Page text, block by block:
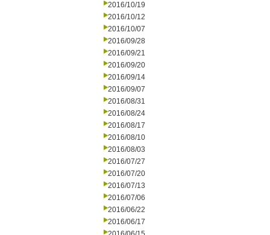
2016/10/19
2016/10/12
2016/10/07
2016/09/28
2016/09/21
2016/09/20
2016/09/14
2016/09/07
2016/08/31
2016/08/24
2016/08/17
2016/08/10
2016/08/03
2016/07/27
2016/07/20
2016/07/13
2016/07/06
2016/06/22
2016/06/17